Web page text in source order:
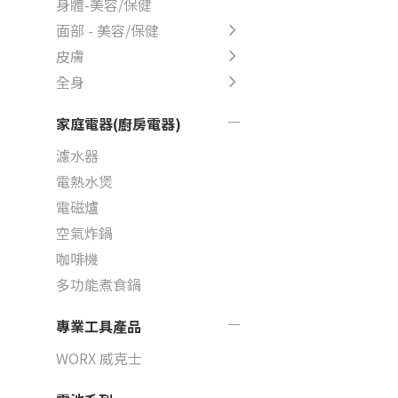
身體-美容/保健
面部 - 美容/保健
皮膚
全身
家庭電器(廚房電器)
濾水器
電熱水煲
電磁爐
空氣炸鍋
咖啡機
多功能煮食鍋
專業工具產品
WORX 威克士